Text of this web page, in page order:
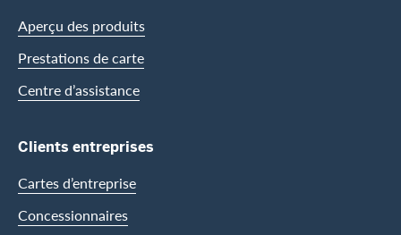
Aperçu des produits
Prestations de carte
Centre d’assistance
Clients entreprises
Cartes d’entreprise
Concessionnaires